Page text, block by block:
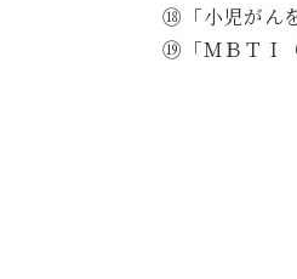
⑱「小児がん
⑲「ＭＢＴＩ